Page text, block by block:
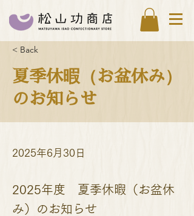
< Back
夏季休暇（お盆休み）
のお知らせ
2025年6月30日
2025年度 夏季休暇（お盆休
み）のお知らせ